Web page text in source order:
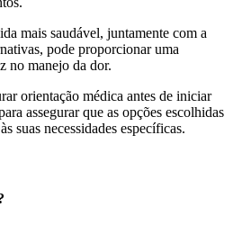
mais saudável, juntamente com a
pode proporcionar uma
no manejo da dor.
orientação médica antes de iniciar
assegurar que as opções escolhidas
suas necessidades específicas.